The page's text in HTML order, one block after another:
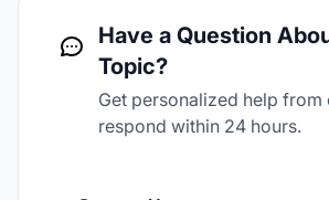
Have a Question
Topic?
Get personalized help from
respond within 24 hours.